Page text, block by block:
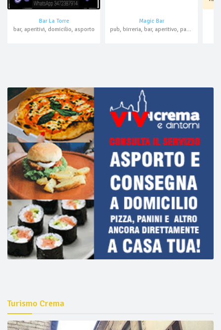
Bar La Torre
bar, aperitivi, domicilio, asporto
Magic Bar
pub, birreria, bar, aperitivo, paninoteca
Turismo Crema